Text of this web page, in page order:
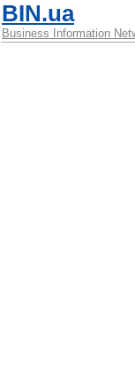
BIN.ua
Business Information